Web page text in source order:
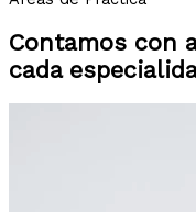
Contamos con
cada